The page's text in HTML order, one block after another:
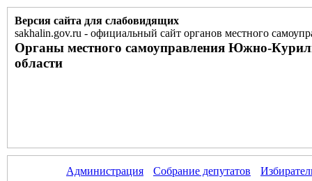
Версия сайта для слабовидящих
sakhalin.gov.ru - официальный сайт органов местного
Органы местного самоуправления Южно-
области
Администрация Собрание депутатов